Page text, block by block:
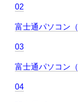
02
富士通パソコン
03
富士通パソコン
04